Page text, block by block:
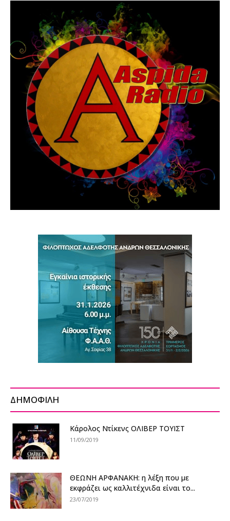
ΔΗΜΟΦΙΛΗ
Κάρολος Ντίκενς ΟΛΙΒΕΡ ΤΟΥΙΣΤ
11/09/2019
ΘΕΩΝΗ ΑΡΦΑΝΑΚΗ: η λέξη που με
εκφράζει ως καλλιτέχνιδα είναι το...
23/07/2019